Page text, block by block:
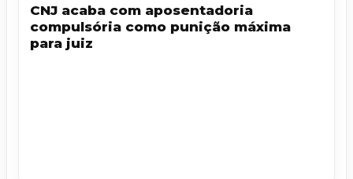
CNJ acaba com aposentadoria
compulsória como punição máxima
para juiz